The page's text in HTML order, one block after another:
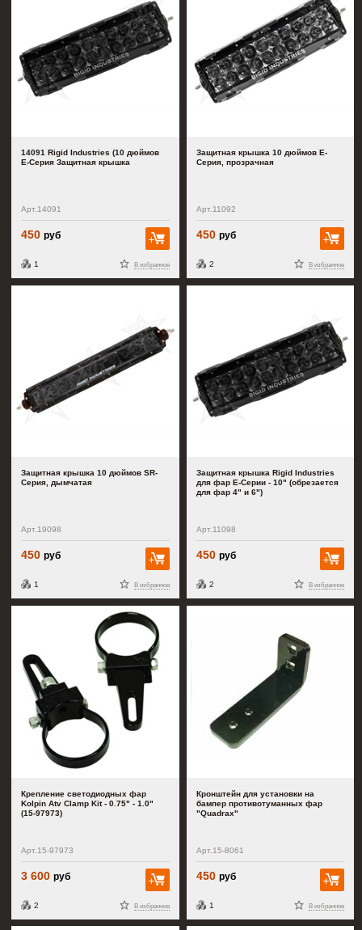
14091 Rigid Industries (10 дюймов
E-Серия Защитная крышка
Арт.14091
450руб
В избранное
1
В корзину
Защитная крышка 10 дюймов E-
Серия, прозрачная
Арт.11092
450 руб
В избранное
2
Защитная крышка 10 дюймов SR-
Серия, дымчатая
Арт.19098
450руб
В избранное
1
В корзину
Защитная крышка Rigid Industries
для фар E-Серии - 10" (обрезается
для фар 4" и 6")
Арт.11098
450 руб
В избранное
2
Крепление светодиодных фар
Kolpin Atv Clamp Kit - 0.75" - 1.0"
(15-97973)
Арт.15-97973
3 600руб
В избранное
2
В корзину
Кронштейн для установки на
бампер противотуманных фар
"Quadrax"
Арт.15-8061
450 руб
В избранное
1